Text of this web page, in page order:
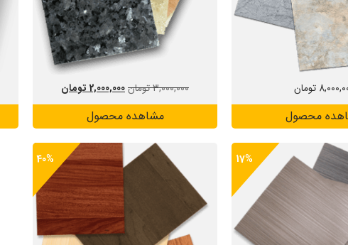
تومان
محصول
3,000,000تومان2,000,000تومان
مشاهده محصول
17%
40%